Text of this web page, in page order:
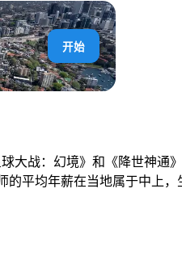
开始
大战：幻境》和《降世神通
平均年薪在当地属于中上